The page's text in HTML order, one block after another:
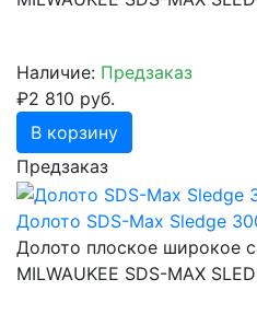
Наличие: Предзаказ
₽2 810 руб.
В корзину
Предзаказ
Долото SDS-Max Sledge
Долото плоское широкое
MILWAUKEE SDS-МАХ